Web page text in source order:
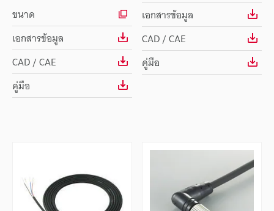
ขนาด
เอกสารข้อมูล
CAD / CAE
คู่มือ
เอกสารข้อมูล
CAD / CAE
คู่มือ